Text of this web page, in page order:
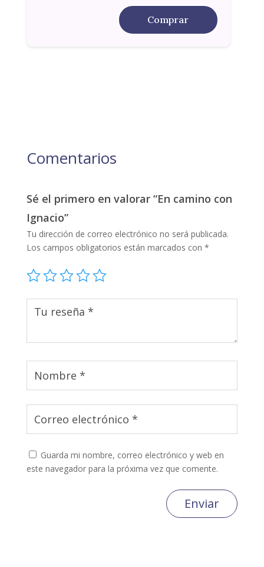
Comprar
Comentarios
Sé el primero en valorar “En camino con
Ignacio”
Tu dirección de correo electrónico no será publicada.
Los campos obligatorios están marcados con *
Guarda mi nombre, correo electrónico y web en
este navegador para la próxima vez que comente.
Enviar